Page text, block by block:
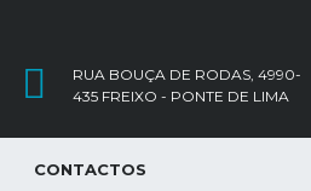
RUA BOUÇA DE RODAS, 4990-
435 FREIXO - PONTE DE LIMA
CONTACTOS